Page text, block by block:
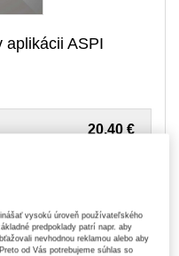
aplikácii ASPI
20,40 €
aplikácie ASPI
vysokú úroveň používateľského
predpoklady patrí napr. aby
nevhodnou reklamou alebo aby
od Vás potrebujeme súhlas so